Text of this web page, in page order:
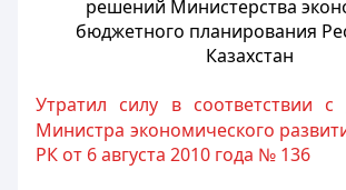
решений Министерства
бюджетного планирования
Казахстан
Утратил силу в соответствии с
Министра экономического
РК от 6 августа 2010 года № 136